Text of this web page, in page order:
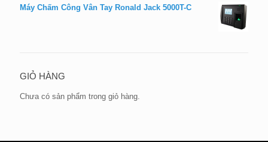
Máy Chấm Công Vân Tay Ronald Jack 5000T-C
GIỎ HÀNG
Chưa có sản phẩm trong giỏ hàng.